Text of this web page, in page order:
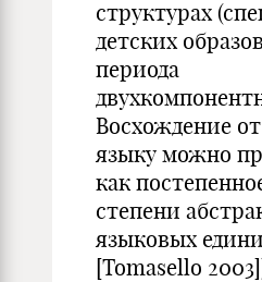
структурах
детских
периода
Восхождение
языку можно
как
степени
языковых
[Tomasello